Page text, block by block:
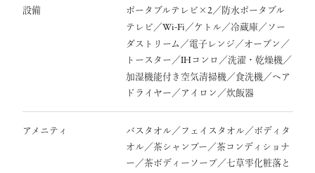
設備 ポータブルテレビ× 2／防水ポータブル
テレビ／Wi-Fi ／ケトル／冷蔵庫／ソー
ダストリーム／電子レンジ／オーブン／
トースター／IHコンロ／洗濯・乾燥機／
加湿機能付き空気清掃機／食洗機／ヘア
ドライヤー／アイロン／炊飯器
アメニティ
バスタオル／フェイスタオル／ボディタ
オル／茶シャンプー／茶コンディショナ
ー／茶ボディーソープ／七草雫化粧落と